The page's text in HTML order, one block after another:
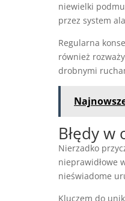
niewielki
przez system
Regularna
również
drobnymi
Błędy w
Nierzadko
nieprawidłowe
nieświadome
Kluczem do